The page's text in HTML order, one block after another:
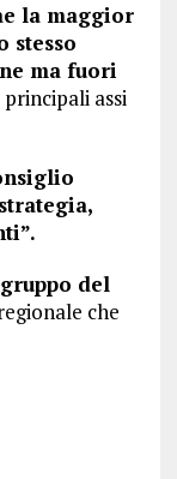
la maggior
stesso
ma fuori
assi
del
che